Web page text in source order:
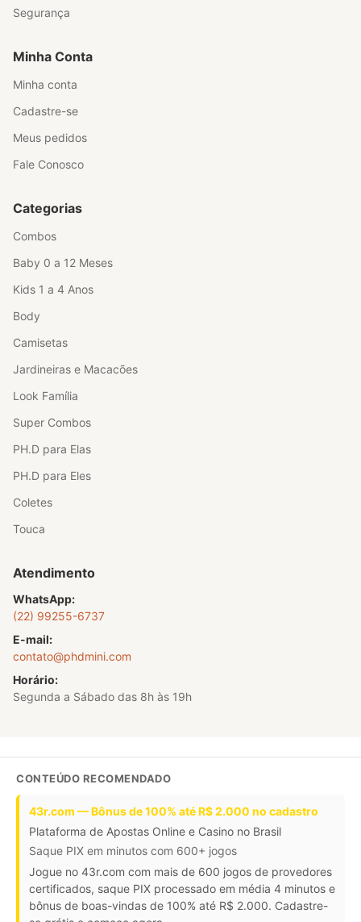
Segurança
Minha Conta
Minha conta
Cadastre-se
Meus pedidos
Fale Conosco
Categorias
Combos
Baby 0 a 12 Meses
Kids 1 a 4 Anos
Body
Camisetas
Jardineiras e Macacões
Look Família
Super Combos
PH.D para Elas
PH.D para Eles
Coletes
Touca
Atendimento
WhatsApp:
(22) 99255-6737
E-mail:
contato@phdmini.com
Horário:
Segunda a Sábado das 8h às 19h
CONTEÚDO RECOMENDADO
43r.com — Bônus de 100% até R$ 2.000 no cadastro
Plataforma de Apostas Online e Casino no Brasil
Saque PIX em minutos com 600+ jogos
Jogue no 43r.com com mais de 600 jogos de provedores
certificados, saque PIX processado em média 4 minutos e
bônus de boas-vindas de 100% até R$ 2.000. Cadastre-